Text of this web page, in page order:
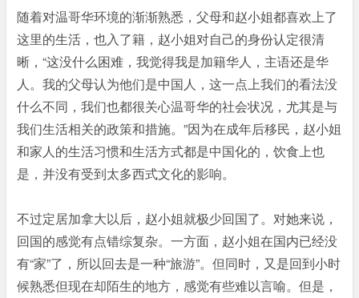
随着对温哥华环境的渐渐熟悉，父母和赵小姐都喜欢上了
这里的生活，也入了籍，赵小姐对自己的身份认定很清
晰，“这没什么困难，我觉得我是加籍华人，主语还是华
人。我的父母认为他们是中国人，这一点上我们的看法没
什么不同，我们也都很关心温哥华的社会状况，尤其是与
我们生活相关的政策和措施。”因为在成年后移民，赵小姐
和家人的生活习惯和生活方式都是中国化的，饮食上也
是，并没有受到太多西式文化的影响。
不过定居加拿大以后，赵小姐就极少回国了。对她来说，
回国的感觉有点错综复杂。一方面，赵小姐在国内已经没
有“家”了，所以回去是一种“旅游”。但同时，又是回到小时
候熟悉但现在却陌生的地方，感觉有些难以言喻。但是，